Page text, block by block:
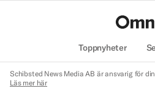
Toppnyheter
Schibsted News Media AB är ansvarig för
Läs mer här